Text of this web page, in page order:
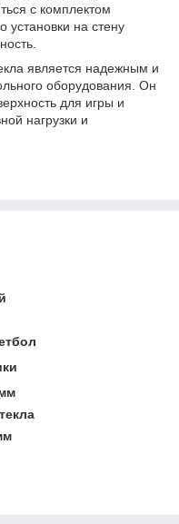
с комплектом
установки на стену
является надежным и
оборудования. Он
для игры и
нагрузки и